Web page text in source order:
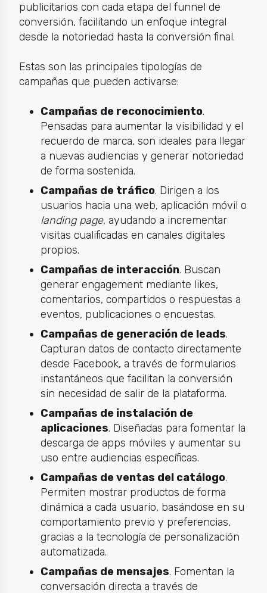
publicitarios con cada etapa del funnel de
conversión, facilitando un enfoque integral
desde la notoriedad hasta la conversión final.
Estas son las principales tipologías de
campañas que pueden activarse:
Campañas de reconocimiento.
Pensadas para aumentar la visibilidad y el
recuerdo de marca, son ideales para llegar
a nuevas audiencias y generar notoriedad
de forma sostenida.
Campañas de tráfico. Dirigen a los
usuarios hacia una web, aplicación móvil o
landing page, ayudando a incrementar
visitas cualificadas en canales digitales
propios.
Campañas de interacción. Buscan
generar engagement mediante likes,
comentarios, compartidos o respuestas a
eventos, publicaciones o encuestas.
Campañas de generación de leads.
Capturan datos de contacto directamente
desde Facebook, a través de formularios
instantáneos que facilitan la conversión
sin necesidad de salir de la plataforma.
Campañas de instalación de
aplicaciones. Diseñadas para fomentar la
descarga de apps móviles y aumentar su
uso entre audiencias específicas.
Campañas de ventas del catálogo.
Permiten mostrar productos de forma
dinámica a cada usuario, basándose en su
comportamiento previo y preferencias,
gracias a la tecnología de personalización
automatizada.
Campañas de mensajes. Fomentan la
conversación directa a través de